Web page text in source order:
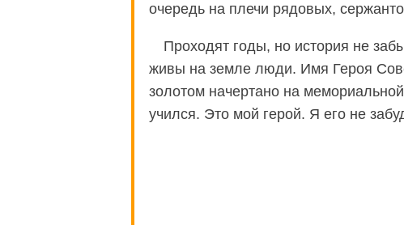
очередь на плечи рядовых,
Проходят годы, но история не
живы на земле люди. Имя Героя
золотом начертано на
учился. Это мой герой. Я его не